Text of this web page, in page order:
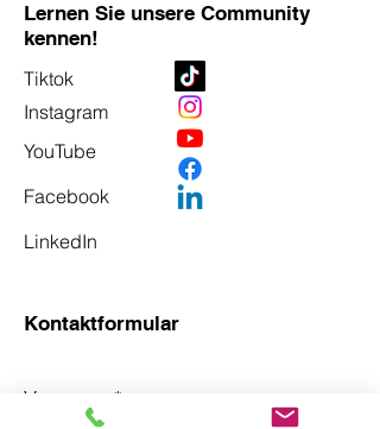
Lernen Sie unsere Community
kennen!
Tiktok
Instagram
YouTube
Facebook
LinkedIn
Kontaktformular
Vorname *